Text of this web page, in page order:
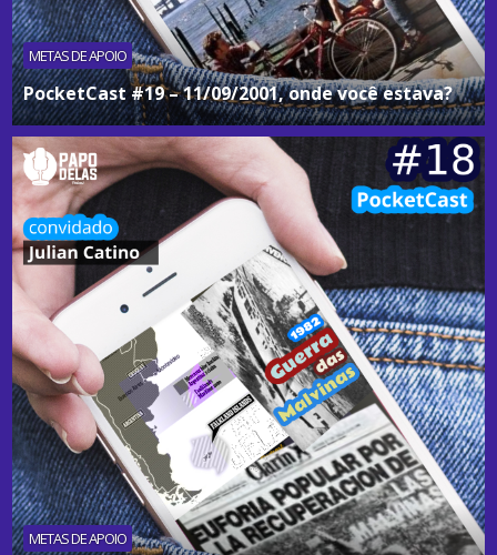
METAS DE APOIO
PocketCast #19 – 11/09/2001, onde você estava?
METAS DE APOIO